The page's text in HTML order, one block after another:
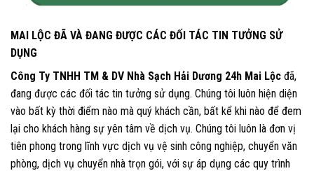
MAI LỘC ĐÃ VÀ ĐANG ĐƯỢC CÁC ĐỐI TÁC TIN TƯỞNG SỬ
DỤNG
Công Ty TNHH TM & DV Nhà Sạch Hải Dương 24h Mai Lộc đã,
đang được các đối tác tin tưởng sử dụng. Chúng tôi luôn hiện diện
vào bất kỳ thời điểm nào mà quý khách cần, bất kể khi nào để đem
lại cho khách hàng sự yên tâm về dịch vụ. Chúng tôi luôn là đơn vị
tiên phong trong lĩnh vực dịch vụ vệ sinh công nghiệp, chuyển văn
phòng, dịch vụ chuyển nhà trọn gói, với sự áp dụng các quy trình